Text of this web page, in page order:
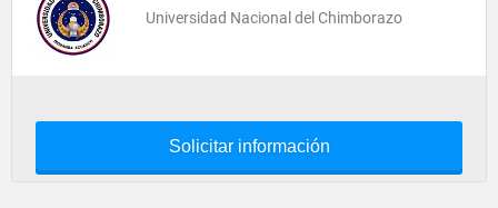
Universidad Nacional del Chimborazo
Solicitar información